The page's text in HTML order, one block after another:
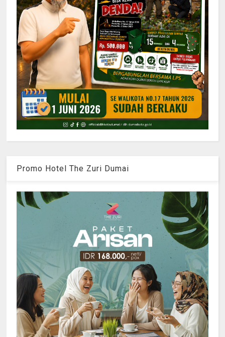
Promo Hotel The Zuri Dumai